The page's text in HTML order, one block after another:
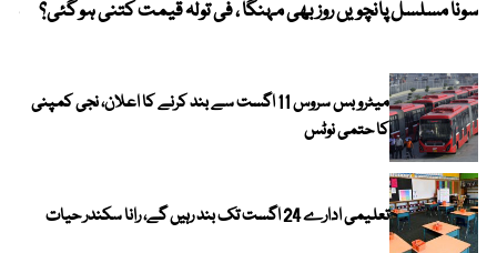
سونا مسلسل پانچویں روز بھی مہنگا ، فی تولہ قیمت کتنی ہو گئی؟
میٹرو بس سروس 11 اگست سے بند کرنے کا اعلان، نجی کمپنی
کا حتمی نوٹس
تعلیمی ادارے 24 اگست تک بند رہیں گے، رانا سکندر حیات